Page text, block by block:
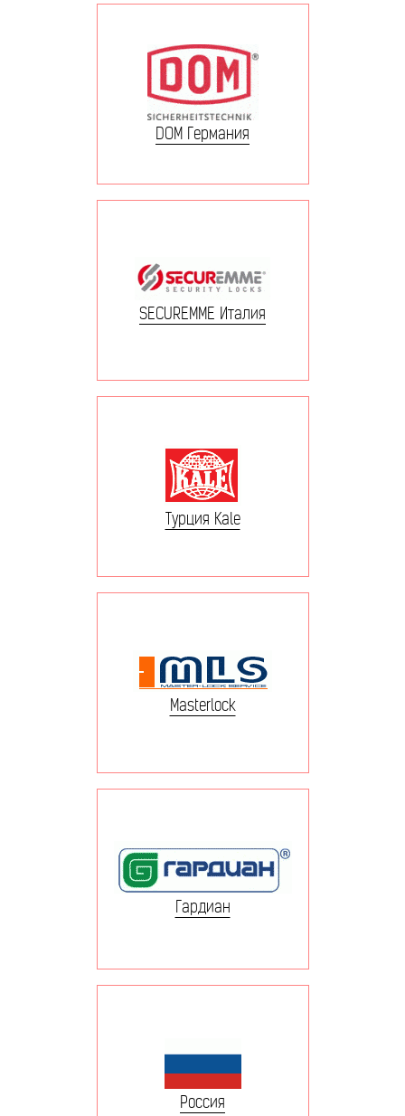
DOM Германия
SECUREMME Италия
Турция Kale
Masterlock
Гардиан
Россия